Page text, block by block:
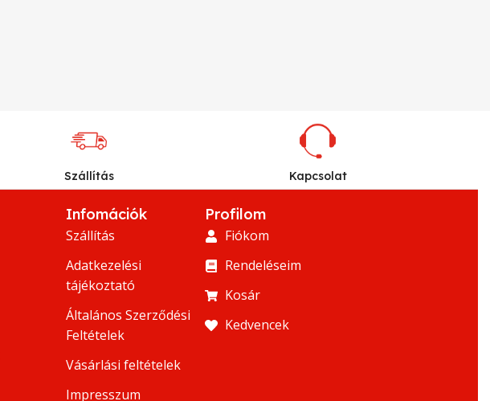
Szállítás Kapcsolat
Infomációk
Szállítás
Adatkezelési
tájékoztató
Általános Szerződési
Feltételek
Vásárlási feltételek
Impresszum
Profilom
Fiókom
Rendeléseim
Kosár
Kedvencek